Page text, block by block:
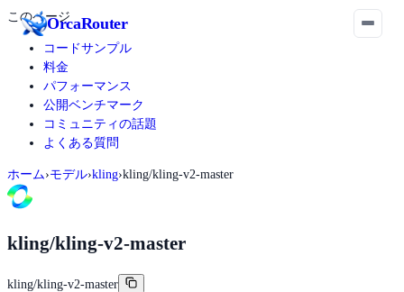
OrcaRouter
このページ
コードサンプル
料金
パフォーマンス
公開ベンチマーク
コミュニティの話題
よくある質問
ホーム›モデル›kling›kling/kling-v2-master
kling/kling-v2-master
kling/kling-v2-master